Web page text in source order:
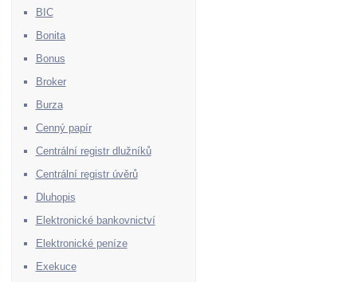
BIC
Bonita
Bonus
Broker
Burza
Cenný papír
Centrální registr dlužníků
Centrální registr úvěrů
Dluhopis
Elektronické bankovnictví
Elektronické peníze
Exekuce